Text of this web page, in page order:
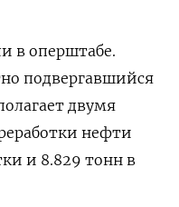
в оперштабе.
подвергавшийся
двумя
​нефти
и 8.829 ​тонн в